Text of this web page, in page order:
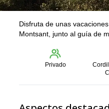
Disfruta de unas
Montsant, junto al guía de
Privado